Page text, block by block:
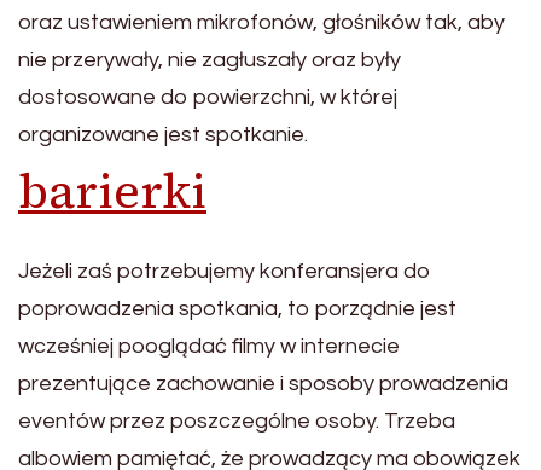
oraz ustawieniem mikrofonów, głośników tak, aby
nie przerywały, nie zagłuszały oraz były
dostosowane do powierzchni, w której
organizowane jest spotkanie.
barierki
Jeżeli zaś potrzebujemy konferansjera do
poprowadzenia spotkania, to porządnie jest
wcześniej pooglądać filmy w internecie
prezentujące zachowanie i sposoby prowadzenia
eventów przez poszczególne osoby. Trzeba
albowiem pamiętać, że prowadzący ma obowiązek